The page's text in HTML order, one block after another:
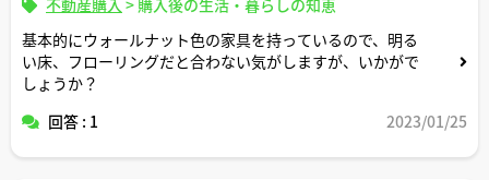
基本的にウォールナット色の家具を持っているので、明る
い床、フローリングだと合わない気がしますが、いかがで
しょうか？
回答 : 1
2023/01/25